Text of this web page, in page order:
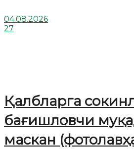
04.08.2026
27
Қалбларга
бағишловчи
маскан